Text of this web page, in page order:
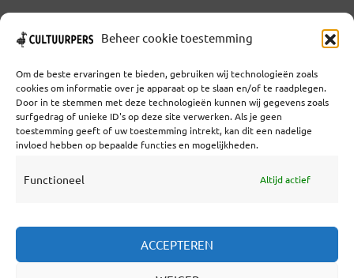
Beheer cookie toestemming
Om de beste ervaringen te bieden, gebruiken wij technologieën zoals
cookies om informatie over je apparaat op te slaan en/of te raadplegen.
Door in te stemmen met deze technologieën kunnen wij gegevens zoals
surfgedrag of unieke ID's op deze site verwerken. Als je geen
toestemming geeft of uw toestemming intrekt, kan dit een nadelige
invloed hebben op bepaalde functies en mogelijkheden.
Functioneel Altijd actief
ACCEPTEREN
Coöperatief Cultureel Persbureau U.A. | Salzburg 29 |
Samenwerken
Statuten
Redactiestatuut